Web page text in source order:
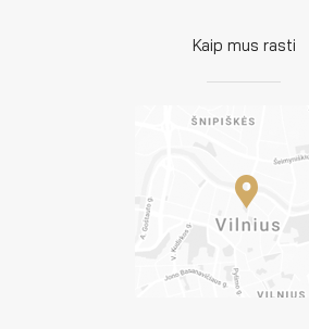
Kaip mus rasti